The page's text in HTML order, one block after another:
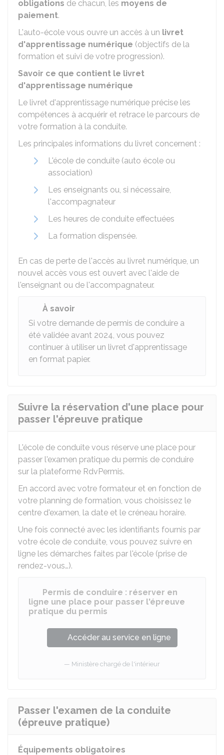
obligations de chacun, les moyens de
paiement.
L'auto-école vous ouvre un accès à un livret
d'apprentissage numérique (objectifs de la
formation et suivi de votre progression).
Savoir ce que contient le livret
d'apprentissage numérique
Le livret d'apprentissage numérique précise les
compétences à acquérir et retrace le parcours de
votre formation à la conduite.
Les principales informations du livret concernent :
L'école de conduite (auto école ou
association)
Les enseignants ou, si nécessaire,
l'accompagnateur
Les heures de conduite effectuées
La formation dispensée.
En cas de perte de l'accès au livret numérique, un
nouvel accès vous est ouvert avec l'aide de
l'enseignant ou de l'accompagnateur.
À savoir
Si votre demande de permis de conduire a
été validée avant 2024, vous pouvez
continuer à utiliser un livret d'apprentissage
en format papier.
Suivre la réservation d'une place pour
passer l'épreuve pratique
L'école de conduite vous réserve une place pour
passer l'examen pratique du permis de conduire
sur la plateforme RdvPermis.
En accord avec votre formateur et en fonction de
votre planning de formation, vous choisissez le
centre d'examen, la date et le créneau horaire.
Une fois connecté avec les identifiants fournis par
votre école de conduite, vous pouvez suivre en
ligne les démarches faites par l'école (prise de
rendez-vous…).
Permis de conduire : réserver en
ligne une place pour passer l'épreuve
pratique du permis
Accéder au service en ligne
Ministère chargé de l'intérieur
Passer l'examen de la conduite
(épreuve pratique)
Équipements obligatoires